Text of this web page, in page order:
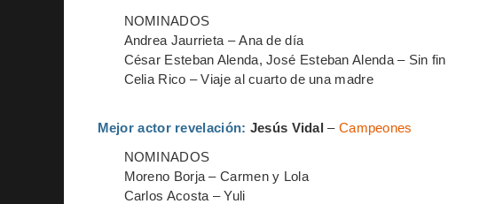
NOMINADOS
Andrea Jaurrieta – Ana de día
César Esteban Alenda, José Esteban Alenda – Sin fin
Celia Rico – Viaje al cuarto de una madre
Mejor actor revelación: Jesús Vidal– Campeones
NOMINADOS
Moreno Borja – Carmen y Lola
Carlos Acosta – Yuli